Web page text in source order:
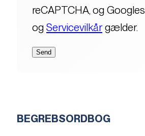
reCAPTCHA, og Googles
og Servicevilkårgælder.
BEGREBSORDBOG